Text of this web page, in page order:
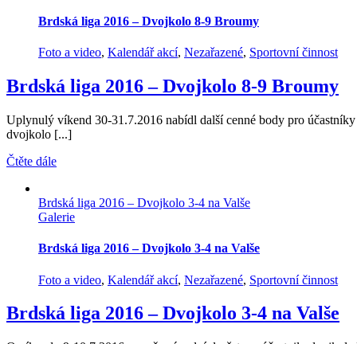
Brdská liga 2016 – Dvojkolo 8-9 Broumy
Foto a video, Kalendář akcí, Nezařazené, Sportovní činnost
Brdská liga 2016 – Dvojkolo 8-9 Broumy
Uplynulý víkend 30-31.7.2016 nabídl další cenné body pro
dvojkolo [...]
Čtěte dále
Brdská liga 2016 – Dvojkolo 3-4 na Valše
Galerie
Brdská liga 2016 – Dvojkolo 3-4 na Valše
Foto a video, Kalendář akcí, Nezařazené, Sportovní činnost
Brdská liga 2016 – Dvojkolo 3-4 na Valše